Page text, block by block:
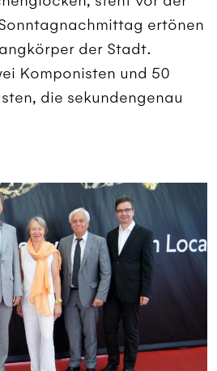
ertönen
der Stadt.
Komponisten und 50
die sekundengenau